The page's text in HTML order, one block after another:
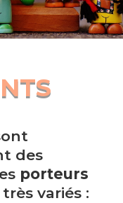
des
porteurs
variés :